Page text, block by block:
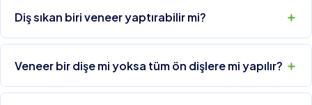
Diş sıkan biri veneer yaptırabilir mi?
Veneer bir dişe mi yoksa tüm ön dişlere mi yapılır?